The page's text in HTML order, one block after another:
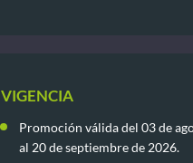
VIGENCIA
Promoción válida del 03 de
al 20 de septiembre de 2026.